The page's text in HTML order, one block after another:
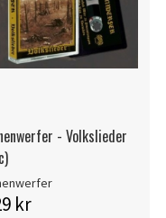
- Volkslieder
kr